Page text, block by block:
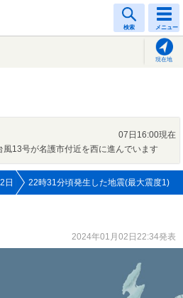
検索 メニュー
現在地
07日16:00現在
風13号が名護市付近を西に進んでいます
日 22時31分頃発生した地震(最大震度1)
2024年01月02日22:34発表